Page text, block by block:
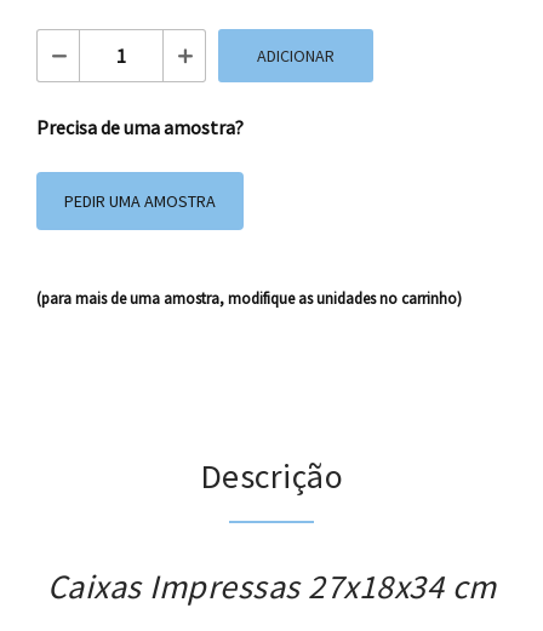
Quantidade de Caixas Impressas 27x18x34 cm
ADICIONAR
Precisa de uma amostra?
PEDIR UMA AMOSTRA
(para mais de uma amostra, modifique as unidades no carrinho)
Descrição
Caixas Impressas 27x18x34 cm